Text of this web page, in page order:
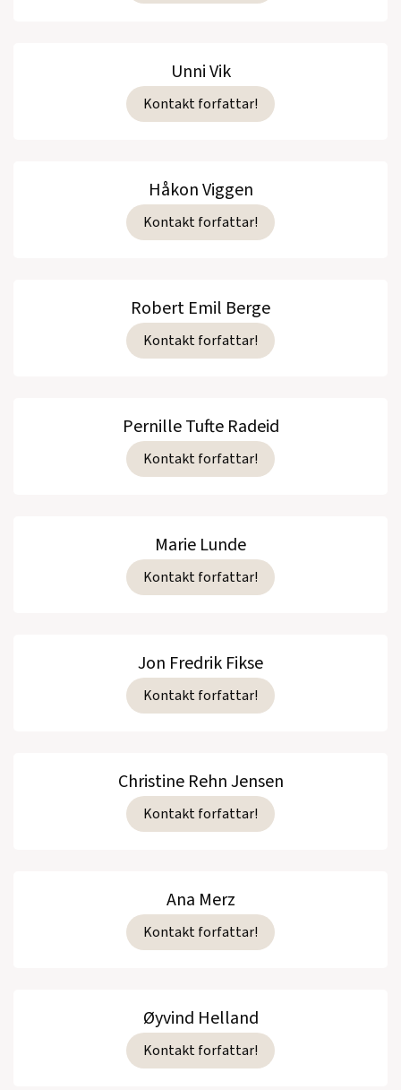
Unni Vik
Kontakt forfattar!
Håkon Viggen
Kontakt forfattar!
Robert Emil Berge
Kontakt forfattar!
Pernille Tufte Radeid
Kontakt forfattar!
Marie Lunde
Kontakt forfattar!
Jon Fredrik Fikse
Kontakt forfattar!
Christine Rehn Jensen
Kontakt forfattar!
Ana Merz
Kontakt forfattar!
Øyvind Helland
Kontakt forfattar!